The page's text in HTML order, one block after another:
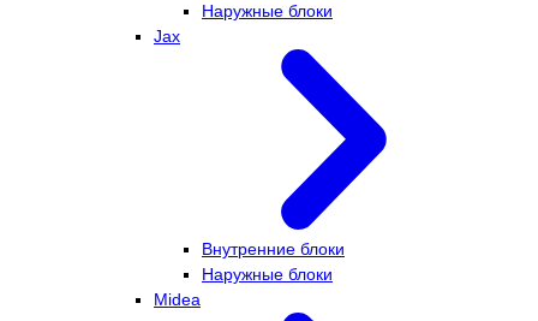
Наружные блоки
Jax
Внутренние блоки
Наружные блоки
Midea